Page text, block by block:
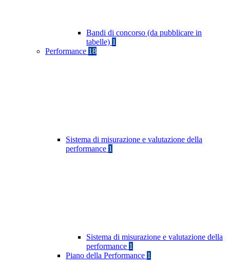
Bandi di concorso (da pubblicare in
tabelle) 1
Performance 18
Sistema di misurazione e valutazione della
performance 1
Sistema di misurazione e valutazione della
performance 1
Piano della Performance 1